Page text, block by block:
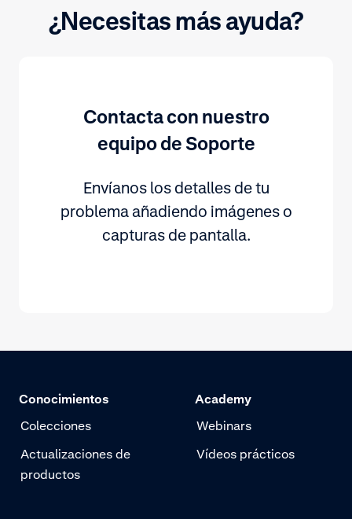
¿Necesitas más ayuda?
Contacta con nuestro
equipo de Soporte
Envíanos los detalles de tu
problema añadiendo imágenes o
capturas de pantalla.
Conocimientos
Colecciones
Actualizaciones de
productos
Academy
Webinars
Vídeos prácticos